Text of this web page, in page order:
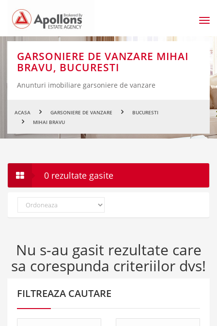
GARSONIERE DE VANZARE MIHAI
BRAVU, BUCURESTI
Anunturi imobiliare garsoniere de vanzare
ACASA GARSONIERE DE VANZARE
BUCURESTI
MIHAI BRAVU
0 rezultate gasite
Ordoneaza
dupa
Nu s-au gasit rezultate care
sa corespunda criteriilor dvs!
FILTREAZA CAUTARE